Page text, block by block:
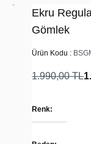
Ekru
Gömlek
Ürün Kodu :
1.990,00TL
Renk: